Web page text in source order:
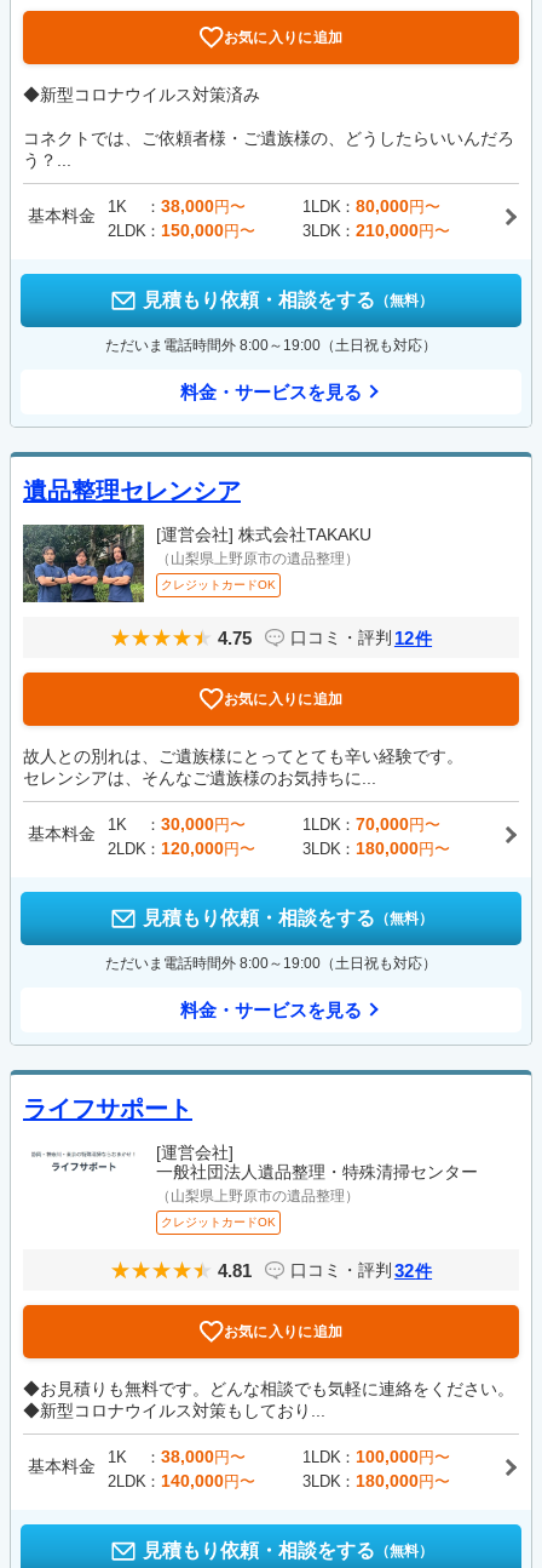
お気に入りに追加
◆新型コロナウイルス対策済み
コネクトでは、ご依頼者様・ご遺族様の、どうしたらいいんだろ
う？...
基本料金 1K 38,000円〜 1LDK 80,000円〜
2LDK
150,000円〜 3LDK 210,000円〜
見積もり依頼・相談をする （無料）
ただいま電話時間外 8:00～19:00（土日祝も対応）
料金・サービスを見る
遺品整理セレンシア
[運営会社] 株式会社TAKAKU
（山梨県上野原市の遺品整理）
クレジットカードOK
4.75 口コミ・評判 12件
お気に入りに追加
故人との別れは、ご遺族様にとってとても辛い経験です。
セレンシアは、そんなご遺族様のお気持ちに...
基本料金 1K 30,000円〜 1LDK 70,000円〜
2LDK
120,000円〜 3LDK 180,000円〜
見積もり依頼・相談をする （無料）
ただいま電話時間外 8:00～19:00（土日祝も対応）
料金・サービスを見る
ライフサポート
[運営会社]
一般社団法人遺品整理・特殊清掃センター
（山梨県上野原市の遺品整理）
クレジットカードOK
4.81 口コミ・評判 32件
お気に入りに追加
◆お見積りも無料です。どんな相談でも気軽に連絡をください。
◆新型コロナウイルス対策もしており...
基本料金 1K 38,000円〜 1LDK 100,000円〜
2LDK
140,000円〜 3LDK 180,000円〜
見積もり依頼・相談をする （無料）